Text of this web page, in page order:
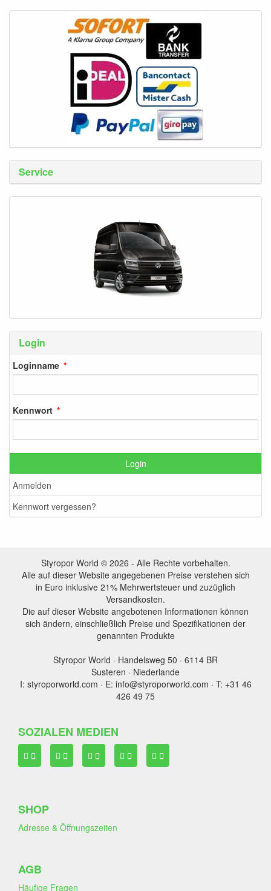
Service
Login
Loginname
Kennwort
Login
Anmelden
Kennwort vergessen?
Styropor World © 2026 - Alle Rechte vorbehalten.
Alle auf dieser Website angegebenen Preise verstehen sich
in Euro inklusive 21% Mehrwertsteuer und zuzüglich
Versandkosten.
Die auf dieser Website angebotenen Informationen können
sich ändern, einschließlich Preise und Spezifikationen der
genannten Produkte
Styropor World · Handelsweg 50 · 6114 BR
Susteren · Niederlande
I: styroporworld.com · E: info@styroporworld.com · T: +31 46
426 49 75
SOZIALEN MEDIEN
SHOP
Adresse & Öffnungszeiten
AGB
Häufige Fragen